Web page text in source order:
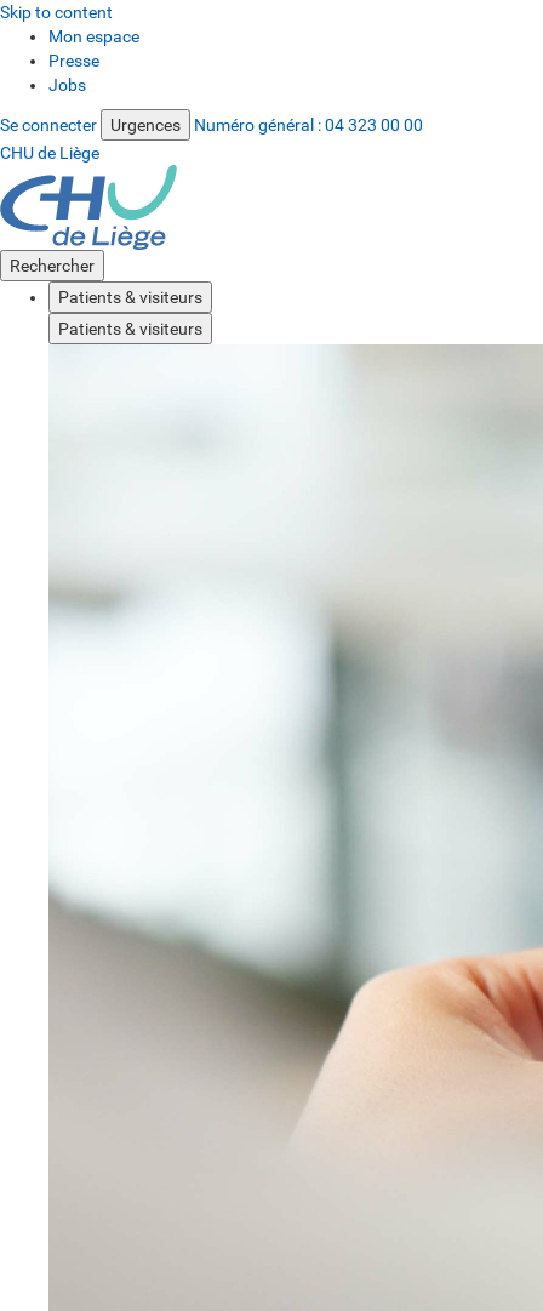
Skip to content
Mon espace
Presse
Jobs
Se connecter Urgences Numéro général :04 323 00 00
CHU de Liège
Rechercher
Patients & visiteurs
Patients & visiteurs